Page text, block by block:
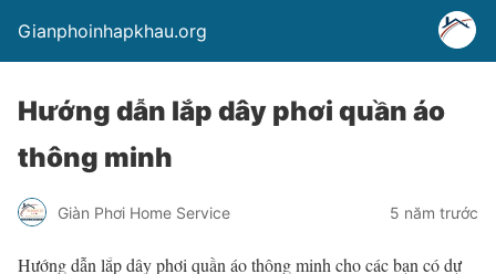
Gianphoinhapkhau.org
Hướng dẫn lắp dây phơi quần áo
thông minh
Giàn Phơi Home Service 5 năm trước
Hướng dẫn lắp dây phơi quần áo thông minh cho các bạn có dự